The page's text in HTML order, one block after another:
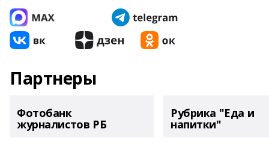
Партнеры
Фотобанк
журналистов РБ
Рубрика "Еда и
напитки"